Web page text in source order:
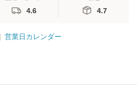
4.6 4.7
営業日カレンダー